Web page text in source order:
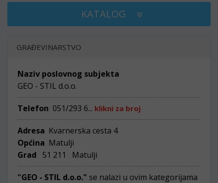
KATALOG
GRAĐEVINARSTVO
Naziv poslovnog subjekta
GEO - STIL d.o.o.
Telefon 051/293 6... klikni za broj
Adresa Kvarnerska cesta 4
Općina Matulji
Grad
51 211 Matulji
"GEO - STIL d.o.o." se nalazi u ovim kategorijama